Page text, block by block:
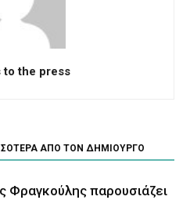
to the press
ΑΠΟ ΤΟΝ ΔΗΜΙΟΥΡΓΟ
Φραγκούλης παρουσιάζει